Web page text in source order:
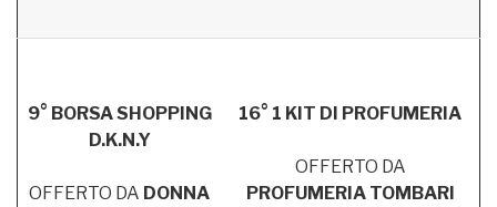
9° BORSA SHOPPING
D.K.N.Y
OFFERTO DA DONNA
16° 1 KIT DI PROFUMERIA
OFFERTO DA
PROFUMERIA TOMBARI